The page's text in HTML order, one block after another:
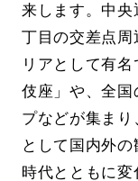
来します。中
丁目の交差点
リアとして有
伎座」や、全国
プなどが集ま
として国内外の
時代とともに